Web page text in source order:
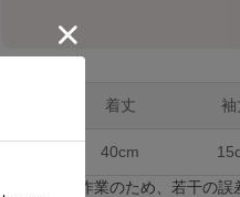
着丈 袖
40cm
※採寸は手作業のため、若干の誤